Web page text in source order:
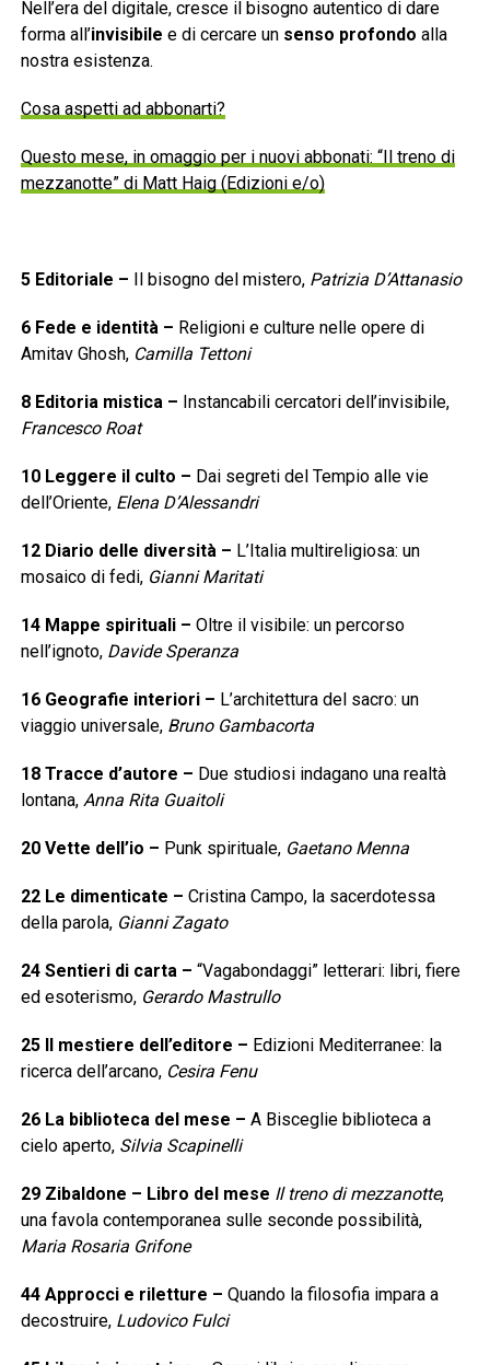
Nell’era del digitale, cresce il bisogno autentico di dare
forma all’invisibile e di cercare un senso profondo alla
nostra esistenza.
Cosa aspetti ad abbonarti?
Questo mese, in omaggio per i nuovi abbonati: “Il treno di
mezzanotte” di Matt Haig (Edizioni e/o)
5 Editoriale – Il bisogno del mistero, Patrizia D’Attanasio
6 Fede e identità– Religioni e culture nelle opere di
Amitav Ghosh, Camilla Tettoni
8 Editoria mistica– Instancabili cercatori dell’invisibile,
Francesco Roat
10 Leggere il culto – Dai segreti del Tempio alle vie
dell’Oriente, Elena D’Alessandri
12 Diario delle diversità– L’Italia multireligiosa: un
mosaico di fedi, Gianni Maritati
14 Mappe spirituali– Oltre il visibile: un percorso
nell’ignoto, Davide Speranza
16 Geografie interiori– L’architettura del sacro: un
viaggio universale, Bruno Gambacorta
18 Tracce d’autore – Due studiosi indagano una realtà
lontana, Anna Rita Guaitoli
20 Vette dell’io – Punk spirituale, Gaetano Menna
22 Le dimenticate – Cristina Campo, la sacerdotessa
della parola, Gianni Zagato
24 Sentieri di carta– “Vagabondaggi” letterari: libri, fiere
ed esoterismo, Gerardo Mastrullo
25 Il mestiere dell’editore – Edizioni Mediterranee: la
ricerca dell’arcano, Cesira Fenu
26 La biblioteca del mese – A Bisceglie biblioteca a
cielo aperto, Silvia Scapinelli
29 Zibaldone – Libro del mese Il treno di mezzanotte,
una favola contemporanea sulle seconde possibilità,
Maria Rosaria Grifone
44 Approcci e riletture – Quando la filosofia impara a
decostruire, Ludovico Fulci